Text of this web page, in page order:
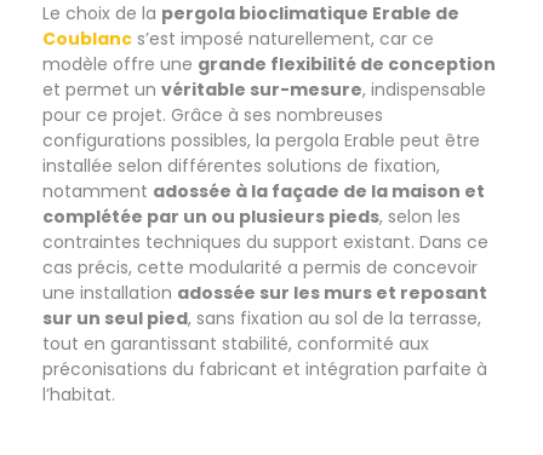
Le choix de la pergola bioclimatique Erable de
Coublanc s’est imposé naturellement, car ce
modèle offre une grande flexibilité de conception
et permet un véritable sur-mesure, indispensable
pour ce projet. Grâce à ses nombreuses
configurations possibles, la pergola Erable peut être
installée selon différentes solutions de fixation,
notamment adossée à la façade de la maison et
complétée par un ou plusieurs pieds, selon les
contraintes techniques du support existant. Dans ce
cas précis, cette modularité a permis de concevoir
une installation adossée sur les murs et reposant
sur un seul pied, sans fixation au sol de la terrasse,
tout en garantissant stabilité, conformité aux
préconisations du fabricant et intégration parfaite à
l’habitat.